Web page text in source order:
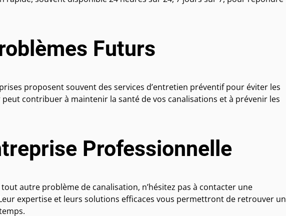
Futurs
proposent souvent des services d’entretien préventif pour éviter les
contribuer à maintenir la santé de vos canalisations et à prévenir les
Professionnelle
autre problème de canalisation, n’hésitez pas à contacter une
expertise et leurs solutions efficaces vous permettront de retrouver un